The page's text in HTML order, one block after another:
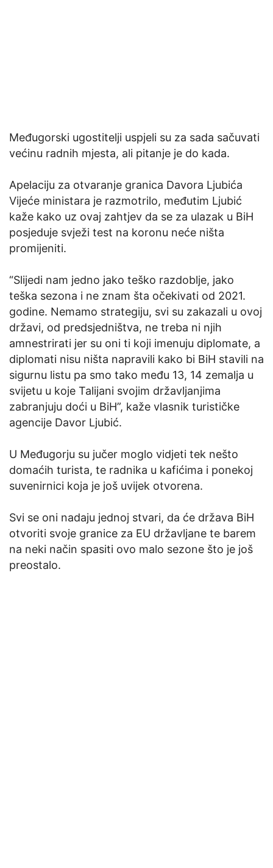
Međugorski ugostitelji uspjeli su za sada sačuvati
većinu radnih mjesta, ali pitanje je do kada.
Apelaciju za otvaranje granica Davora Ljubića
Vijeće ministara je razmotrilo, međutim Ljubić
kaže kako uz ovaj zahtjev da se za ulazak u BiH
posjeduje svježi test na koronu neće ništa
promijeniti.
“Slijedi nam jedno jako teško razdoblje, jako
teška sezona i ne znam šta očekivati od 2021.
godine. Nemamo strategiju, svi su zakazali u ovoj
državi, od predsjedništva, ne treba ni njih
amnestrirati jer su oni ti koji imenuju diplomate, a
diplomati nisu ništa napravili kako bi BiH stavili na
sigurnu listu pa smo tako među 13, 14 zemalja u
svijetu u koje Talijani svojim državljanjima
zabranjuju doći u BiH”, kaže vlasnik turističke
agencije Davor Ljubić.
U Međugorju su jučer moglo vidjeti tek nešto
domaćih turista, te radnika u kafićima i ponekoj
suvenirnici koja je još uvijek otvorena.
Svi se oni nadaju jednoj stvari, da će država BiH
otvoriti svoje granice za EU državljane te barem
na neki način spasiti ovo malo sezone što je još
preostalo.